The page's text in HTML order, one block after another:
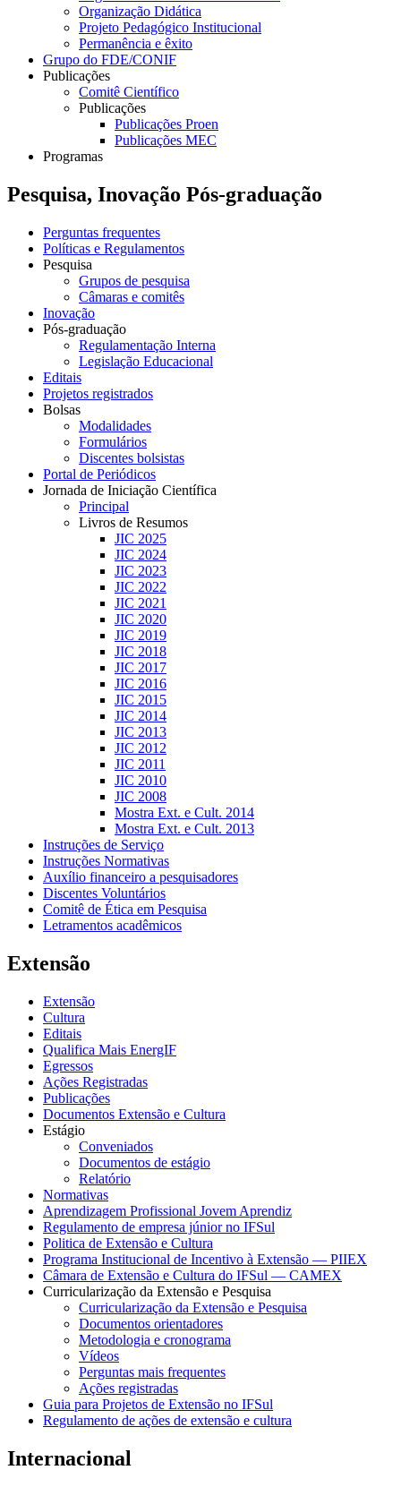
Organização Didática
Projeto Pedagógico Institucional
Permanência e êxito
Grupo do FDE/CONIF
Publicações
Comitê Científico
Publicações
Publicações Proen
Publicações MEC
Programas
Pesquisa, Inovação Pós-graduação
Perguntas frequentes
Políticas e Regulamentos
Pesquisa
Grupos de pesquisa
Câmaras e comitês
Inovação
Pós-graduação
Regulamentação Interna
Legislação Educacional
Editais
Projetos registrados
Bolsas
Modalidades
Formulários
Discentes bolsistas
Portal de Periódicos
Jornada de Iniciação Científica
Principal
Livros de Resumos
JIC 2025
JIC 2024
JIC 2023
JIC 2022
JIC 2021
JIC 2020
JIC 2019
JIC 2018
JIC 2017
JIC 2016
JIC 2015
JIC 2014
JIC 2013
JIC 2012
JIC 2011
JIC 2010
JIC 2008
Mostra Ext. e Cult. 2014
Mostra Ext. e Cult. 2013
Instruções de Serviço
Instruções Normativas
Auxílio financeiro a pesquisadores
Discentes Voluntários
Comitê de Ética em Pesquisa
Letramentos acadêmicos
Extensão
Extensão
Cultura
Editais
Qualifica Mais EnergIF
Egressos
Ações Registradas
Publicações
Documentos Extensão e Cultura
Estágio
Conveniados
Documentos de estágio
Relatório
Normativas
Aprendizagem Profissional Jovem Aprendiz
Regulamento de empresa júnior no IFSul
Politica de Extensão e Cultura
Programa Institucional de Incentivo à Extensão — PIIEX
Câmara de Extensão e Cultura do IFSul — CAMEX
Curricularização da Extensão e Pesquisa
Curricularização da Extensão e Pesquisa
Documentos orientadores
Metodologia e cronograma
Vídeos
Perguntas mais frequentes
Ações registradas
Guia para Projetos de Extensão no IFSul
Regulamento de ações de extensão e cultura
Internacional